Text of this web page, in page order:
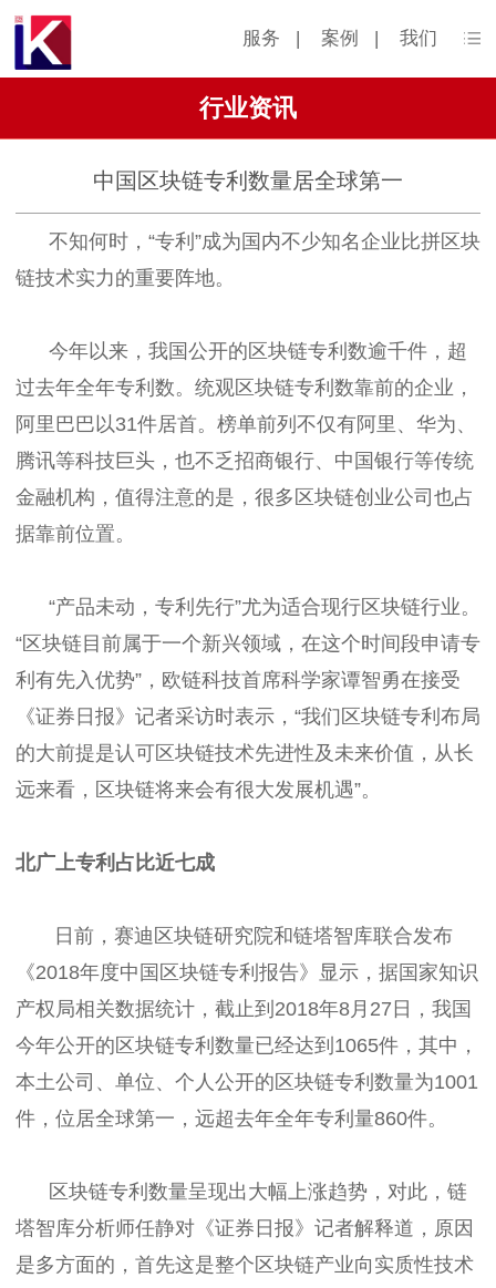
服务 | 案例 | 我们
行业资讯
中国区块链专利数量居全球第一
不知何时，“专利”成为国内不少知名企业比拼区块
链技术实力的重要阵地。
今年以来，我国公开的区块链专利数逾千件，超
过去年全年专利数。统观区块链专利数靠前的企业，
阿里巴巴以31件居首。榜单前列不仅有阿里、华为、
腾讯等科技巨头，也不乏招商银行、中国银行等传统
金融机构，值得注意的是，很多区块链创业公司也占
据靠前位置。
“产品未动，专利先行”尤为适合现行区块链行业。
“区块链目前属于一个新兴领域，在这个时间段申请专
利有先入优势”，欧链科技首席科学家谭智勇在接受
《证券日报》记者采访时表示，“我们区块链专利布局
的大前提是认可区块链技术先进性及未来价值，从长
远来看，区块链将来会有很大发展机遇”。
北广上专利占比近七成
日前，赛迪区块链研究院和链塔智库联合发布
《2018年度中国区块链专利报告》显示，据国家知识
产权局相关数据统计，截止到2018年8月27日，我国
今年公开的区块链专利数量已经达到1065件，其中，
本土公司、单位、个人公开的区块链专利数量为1001
件，位居全球第一，远超去年全年专利量860件。
区块链专利数量呈现出大幅上涨趋势，对此，链
塔智库分析师任静对《证券日报》记者解释道，原因
是多方面的，首先这是整个区块链产业向实质性技术